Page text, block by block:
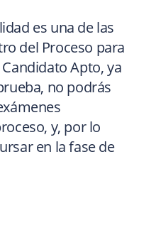
es una de las
del Proceso para
Apto, ya
no podrás
y, por lo
en la fase de